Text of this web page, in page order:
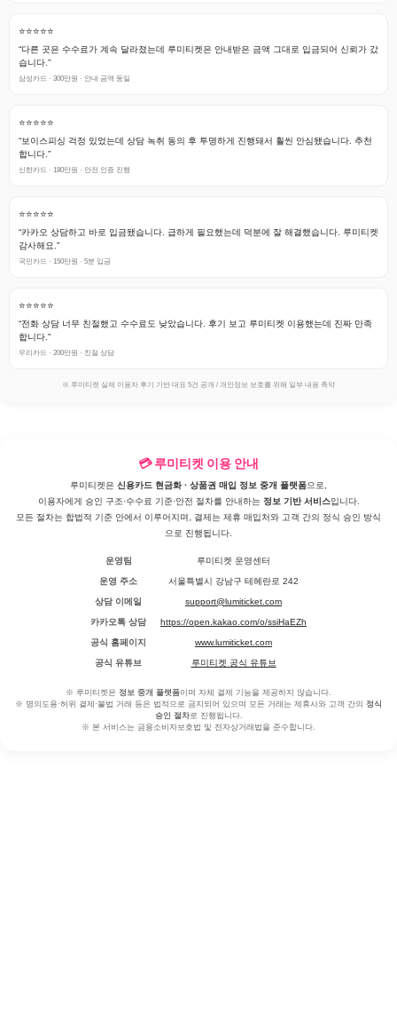
⭐⭐⭐⭐⭐
“다른 곳은 수수료가 계속 달라졌는데 루미티켓은 안내받은 금액 그대로 입금되어 신뢰가 갔
습니다.”
삼성카드 · 300만원 · 안내 금액 동일
⭐⭐⭐⭐⭐
“보이스피싱 걱정 있었는데 상담 녹취 동의 후 투명하게 진행돼서 훨씬 안심됐습니다. 추천
합니다.”
신한카드 · 180만원 · 안전 인증 진행
⭐⭐⭐⭐⭐
“카카오 상담하고 바로 입금됐습니다. 급하게 필요했는데 덕분에 잘 해결했습니다. 루미티켓
감사해요.”
국민카드 · 150만원 · 5분 입금
⭐⭐⭐⭐⭐
“전화 상담 너무 친절했고 수수료도 낮았습니다. 후기 보고 루미티켓 이용했는데 진짜 만족
합니다.”
우리카드 · 200만원 · 친절 상담
※ 루미티켓 실제 이용자 후기 기반 대표 5건 공개 / 개인정보 보호를 위해 일부 내용 축약
💳 루미티켓 이용 안내
루미티켓은 신용카드 현금화 · 상품권 매입 정보 중개 플랫폼으로,
이용자에게 승인 구조·수수료 기준·안전 절차를 안내하는 정보 기반 서비스입니다.
모든 절차는 합법적 기준 안에서 이루어지며, 결제는 제휴 매입처와 고객 간의 정식 승인 방식
으로 진행됩니다.
운영팀 루미티켓 운영센터
운영 주소 서울특별시 강남구 테헤란로 242
상담 이메일 support@lumiticket.com
카카오톡 상담 https://open.kakao.com/o/ssiHaEZh
공식 홈페이지 www.lumiticket.com
공식 유튜브 루미티켓 공식 유튜브
※ 루미티켓은 정보 중개 플랫폼이며 자체 결제 기능을 제공하지 않습니다.
※ 명의도용·허위 결제·불법 거래 등은 법적으로 금지되어 있으며 모든 거래는 제휴사와 고객 간의 정식
승인 절차로 진행됩니다.
※ 본 서비스는 금융소비자보호법 및 전자상거래법을 준수합니다.